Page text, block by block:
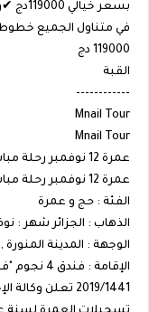
في متناول الجميع
119000 دج
القبة
------------
Mnail Tour
Mnail Tour
عمرة 12 نوفمبر رحلة مباشرة - سياحة و سفر
عمرة 12 نوفمبر رحلة مباشرة
الفئة : حج و عمرة
الذهاب : الجزائر شهر :
الوجهة : المدينة
الإقامة : فندق 4 نجوم "فندق ازهار الصفا و رفاع السد"
2019/1441 تعلن